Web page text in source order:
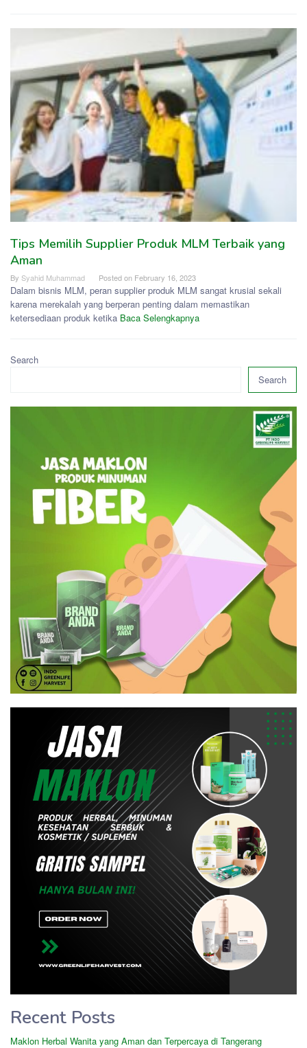
Tips Memilih Supplier Produk MLM Terbaik yang
Aman
By Syahid Muhammad Posted on February 16, 2023
Dalam bisnis MLM, peran supplier produk MLM sangat krusial sekali
karena merekalah yang berperan penting dalam memastikan
ketersediaan produk ketika Baca Selengkapnya
Search
Search
Recent Posts
Maklon Herbal Wanita yang Aman dan Terpercaya di Tangerang